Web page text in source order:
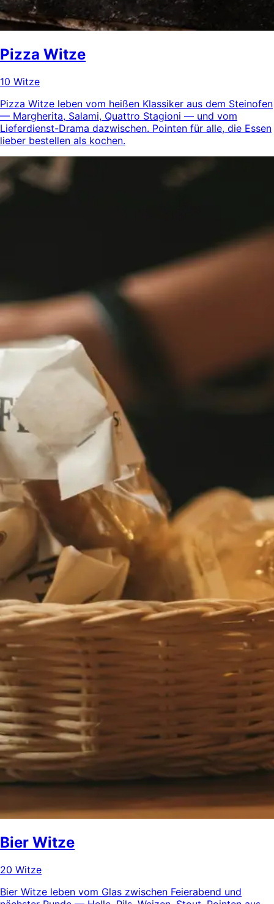
Pizza Witze
10 Witze
Pizza Witze leben vom heißen Klassiker aus dem Steinofen
— Margherita, Salami, Quattro Stagioni — und vom
Lieferdienst-Drama dazwischen. Pointen für alle, die Essen
lieber bestellen als kochen.
Bier Witze
20 Witze
Bier Witze leben vom Glas zwischen Feierabend und